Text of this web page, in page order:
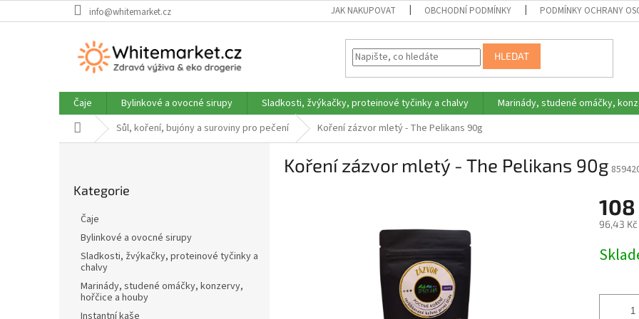
na
info@whitemarket.cz JAK NAKUPOVAT OBCHODNÍ PODMÍNKY PODMÍNKY OCHRANY
HLEDAT
Čaje Bylinkové a ovocné sirupy Sladkosti, žvýkačky, proteinové tyčinky a chalvy Marinády, studené omáčky,
Domů Sůl, koření, bujóny a suroviny pro pečení Koření zázvor mletý - The Pelikans 90g
kategorie
Kategorie
Čaje
Bylinkové a ovocné sirupy
Sladkosti, žvýkačky, proteinové tyčinky a
chalvy
Marinády, studené omáčky, konzervy,
hořčice a houby
Instantní kaše
Koření zázvor mletý - The Pelikans 90g
108
96,43 Kč
cena: